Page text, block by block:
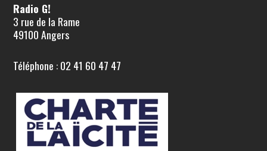
Radio G!
3 rue de la Rame
49100 Angers
Téléphone : 02 41 60 47 47